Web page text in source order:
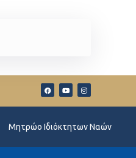
Μητρώο Ιδιόκτητων Ναών